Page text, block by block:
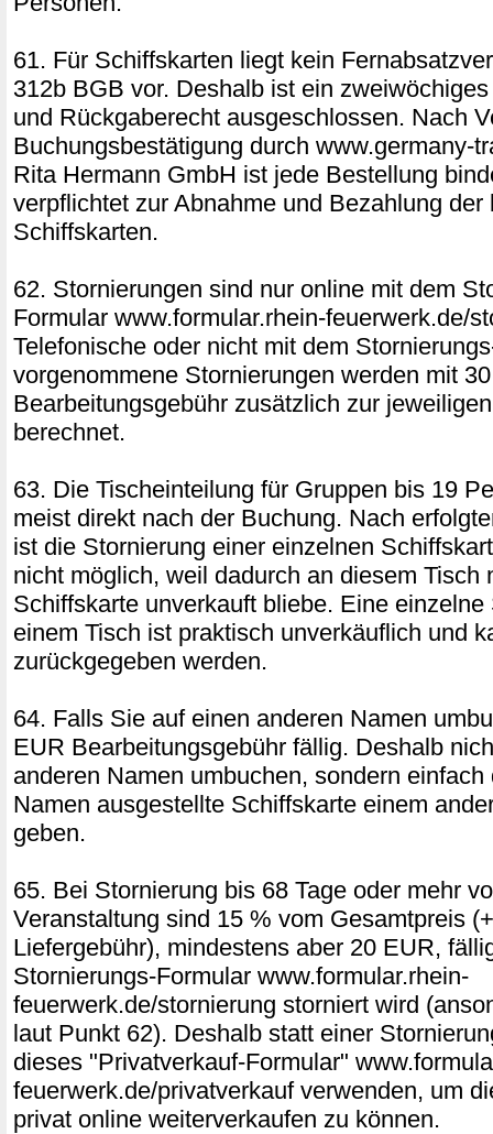
61. Für Schiffskarten liegt kein
312b BGB vor. Deshalb ist ein
und Rückgaberecht ausgeschlossen. Nach
Buchungsbestätigung durch www.germany-
Rita Hermann GmbH ist jede Bestellung
verpflichtet zur Abnahme und Bezahlung der
Schiffskarten.
62. Stornierungen sind nur online mit dem
Formular www.formular.rhein-feuerwerk.de/
Telefonische oder nicht mit dem
vorgenommene Stornierungen werden mit
Bearbeitungsgebühr zusätzlich zur
berechnet.
63. Die Tischeinteilung für Gruppen bis 19
meist direkt nach der Buchung. Nach
ist die Stornierung einer einzelnen
nicht möglich, weil dadurch an diesem Tisch
Schiffskarte unverkauft bliebe. Eine
einem Tisch ist praktisch unverkäuflich und
zurückgegeben werden.
64. Falls Sie auf einen anderen Namen
EUR Bearbeitungsgebühr fällig. Deshalb
anderen Namen umbuchen, sondern einfach
Namen ausgestellte Schiffskarte einem
geben.
65. Bei Stornierung bis 68 Tage oder mehr
Veranstaltung sind 15 % vom Gesamtpreis
Liefergebühr), mindestens aber 20 EUR,
Stornierungs-Formular www.formular.rhein-
feuerwerk.de/stornierung storniert wird
laut Punkt 62). Deshalb statt einer
dieses "Privatverkauf-Formular"
feuerwerk.de/privatverkauf verwenden, um
privat online weiterverkaufen zu können.